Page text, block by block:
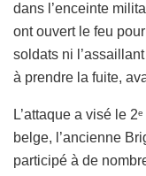
dans l’enceinte
ont ouvert le feu
soldats ni
à prendre la fuite,
L’attaque a visé le 2e
belge, l’ancienne
participé à de